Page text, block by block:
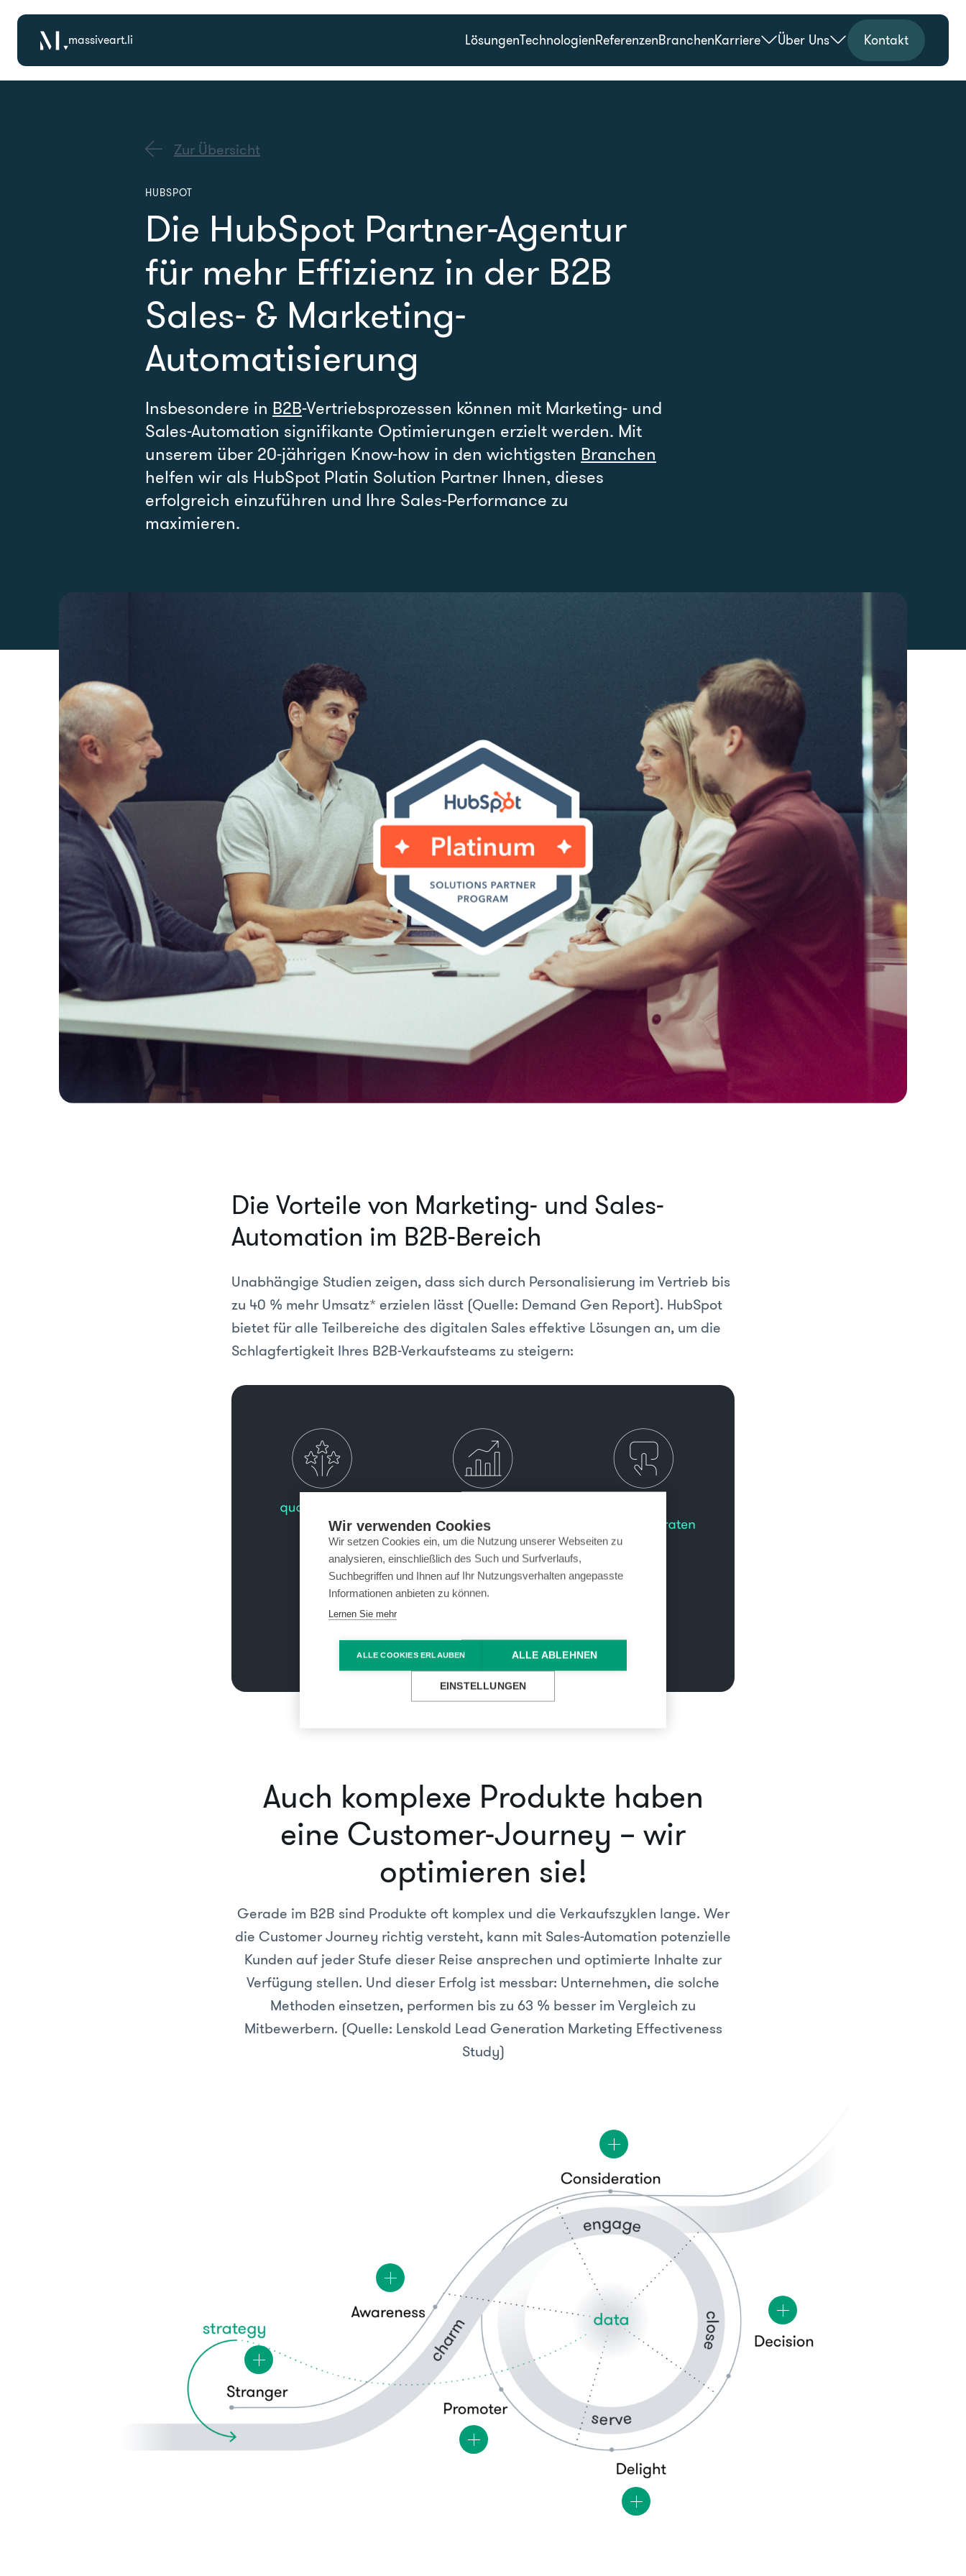
Wir verwenden Cookies
Wir setzen Cookies ein, um die Nutzung unserer Webseiten zu
analysieren, einschließlich des Such und Surfverlaufs,
Suchbegriffen und Ihnen auf Ihr Nutzungsverhalten angepasste
Informationen anbieten zu können.
Lernen Sie mehr
ALLE COOKIES ERLAUBEN ALLE ABLEHNEN
EINSTELLUNGEN
massiveart.li LösungenTechnologienReferenzenBranchenKarriere Über Uns Kontakt
Zur Übersicht
HUBSPOT
Die HubSpot Partner-Agentur
für mehr Effizienz in der B2B
Sales- & Marketing-
Automatisierung
Insbesondere in B2B-Vertriebsprozessen können mit Marketing- und
Sales-Automation signifikante Optimierungen erzielt werden. Mit
unserem über 20-jährigen Know-how in den wichtigsten Branchen
helfen wir als HubSpot Platin Solution Partner Ihnen, dieses
erfolgreich einzuführen und Ihre Sales-Performance zu
maximieren.
Die Vorteile von Marketing- und Sales-
Automation im B2B-Bereich
Unabhängige Studien zeigen, dass sich durch Personalisierung im Vertrieb bis
zu 40 % mehr Umsatz* erzielen lässt (Quelle: Demand Gen Report). HubSpot
bietet für alle Teilbereiche des digitalen Sales effektive Lösungen an, um die
Schlagfertigkeit Ihres B2B-Verkaufsteams zu steigern:
Auch komplexe Produkte haben
eine Customer-Journey – wir
optimieren sie!
Gerade im B2B sind Produkte oft komplex und die Verkaufszyklen lange. Wer
die Customer Journey richtig versteht, kann mit Sales-Automation potenzielle
Kunden auf jeder Stufe dieser Reise ansprechen und optimierte Inhalte zur
Verfügung stellen. Und dieser Erfolg ist messbar: Unternehmen, die solche
Methoden einsetzen, performen bis zu 63 % besser im Vergleich zu
Mitbewerbern. (Quelle: Lenskold Lead Generation Marketing Effectiveness
Study)